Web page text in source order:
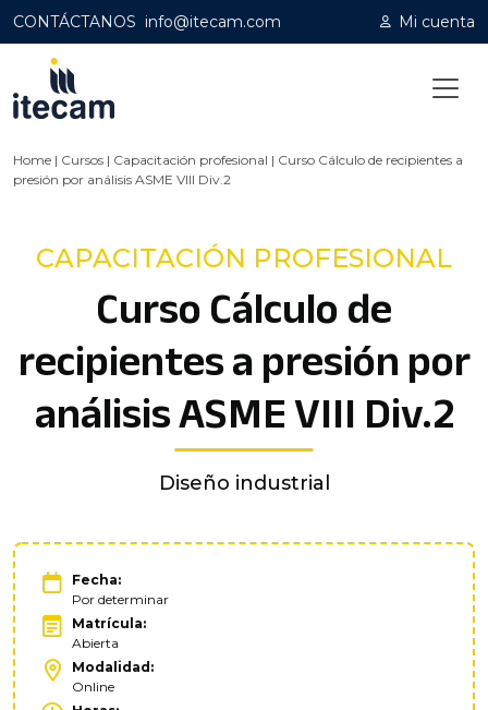
CONTÁCTANOS info@itecam.com Mi cuenta
Home | Cursos | Capacitación profesional | Curso Cálculo de recipientes a
presión por análisis ASME VIII Div.2
CAPACITACIÓN PROFESIONAL
Curso Cálculo de
recipientes a presión por
análisis ASME VIII Div.2
Diseño industrial
Fecha:
Por determinar
Matrícula:
Abierta
Modalidad:
Online